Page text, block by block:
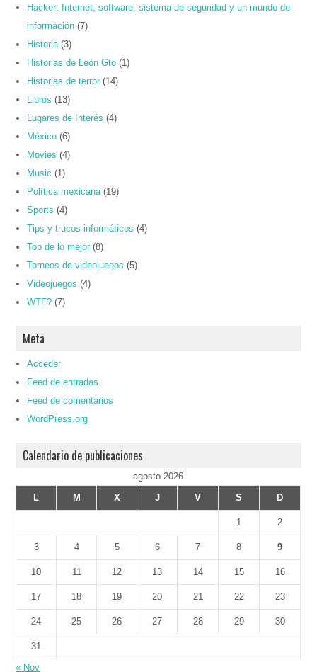
Hacker: Internet, software, sistema de seguridad y un mundo de
información (7)
Historia (3)
Historias de León Gto (1)
Historias de terror (14)
Libros (13)
Lugares de Interés (4)
México (6)
Movies (4)
Music (1)
Política mexicana (19)
Sports (4)
Tips y trucos informáticos (4)
Top de lo mejor (8)
Torneos de videojuegos (5)
Videojuegos (4)
WTF? (7)
Meta
Acceder
Feed de entradas
Feed de comentarios
WordPress.org
Calendario de publicaciones
agosto 2026
L
M X J V S D
1 2
3 4 5 6 7 8 9
10 11 12 13 14 15 16
17 18 19 20 21 22 23
24 25 26 27 28 29 30
31
« Nov